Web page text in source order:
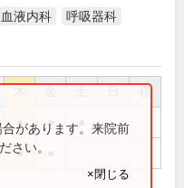
血液内科 呼吸器科
祝
● ●
●
があります。来院前
さい。
×閉じる